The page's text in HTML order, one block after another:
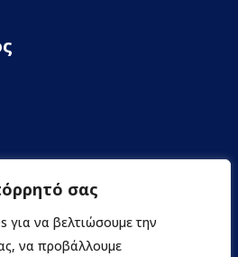
σας
για να βελτιώσουμε την
να προβάλλουμε